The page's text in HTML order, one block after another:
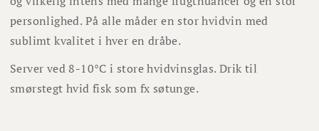
personlighed. På alle måder en stor hvidvin med
sublimt kvalitet i hver en dråbe.
Server ved 8-10°C i store hvidvinsglas. Drik til
smørstegt hvid fisk som fx søtunge.